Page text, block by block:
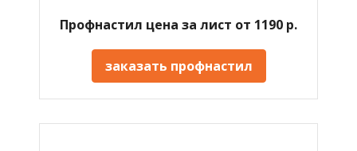
Профнастил цена за лист от 1190 р.
заказать профнастил